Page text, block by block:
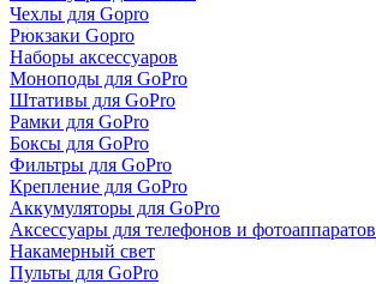
Чехлы для Gopro
Рюкзаки Gopro
Наборы аксессуаров
Моноподы для GoPro
Штативы для GoPro
Рамки для GoPro
Боксы для GoPro
Фильтры для GoPro
Крепление для GoPro
Аккумуляторы для GoPro
Аксессуары для телефонов и фотоаппаратов
Накамерный свет
Пульты для GoPro